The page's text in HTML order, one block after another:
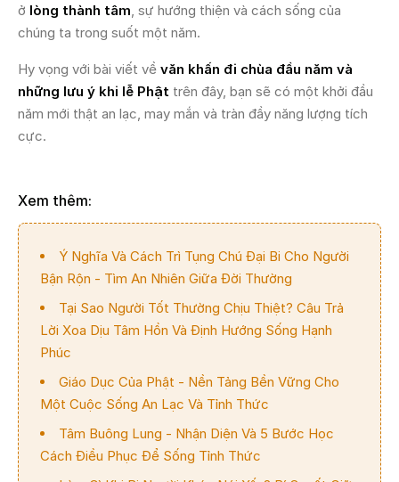
ở lòng thành tâm, sự hướng thiện và cách sống của
chúng ta trong suốt một năm.
Hy vọng với bài viết về văn khấn đi chùa đầu năm và
những lưu ý khi lễ Phật trên đây, bạn sẽ có một khởi đầu
năm mới thật an lạc, may mắn và tràn đầy năng lượng tích
cực.
Xem thêm:
Ý Nghĩa Và Cách Trì Tụng Chú Đại Bi Cho Người
Bận Rộn - Tìm An Nhiên Giữa Đời Thường
Tại Sao Người Tốt Thường Chịu Thiệt? Câu Trả
Lời Xoa Dịu Tâm Hồn Và Định Hướng Sống Hạnh
Phúc
Giáo Dục Của Phật - Nền Tảng Bền Vững Cho
Một Cuộc Sống An Lạc Và Tỉnh Thức
Tâm Buông Lung - Nhận Diện Và 5 Bước Học
Cách Điều Phục Để Sống Tỉnh Thức